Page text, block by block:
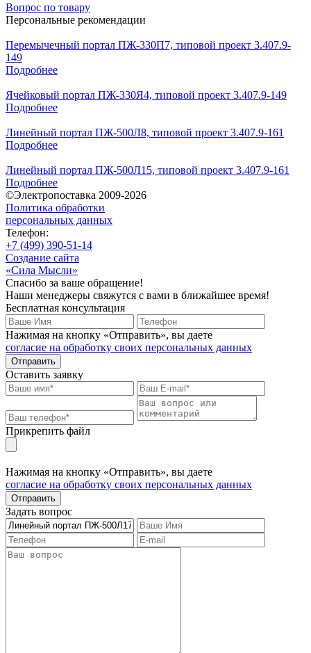
Вопрос по товару
Персональные рекомендации
Перемычечный портал ПЖ-330П7, типовой проект 3.407.9-
149
Подробнее
Ячейковый портал ПЖ-330Я4, типовой проект 3.407.9-149
Подробнее
Линейный портал ПЖ-500Л8, типовой проект 3.407.9-161
Подробнее
Линейный портал ПЖ-500Л15, типовой проект 3.407.9-161
Подробнее
©Электропоставка 2009-2026
Политика обработки
персональных данных
Телефон:
+7 (499) 390-51-14
Создание сайта
«Сила Мысли»
Спасибо за ваше обращение!
Наши менеджеры свяжутся с вами в ближайшее время!
Бесплатная консультация
Нажимая на кнопку «Отправить», вы даете
согласие на обработку своих персональных данных
Отправить
Оставить заявку
Прикрепить файл
Нажимая на кнопку «Отправить», вы даете
согласие на обработку своих персональных данных
Отправить
Задать вопрос